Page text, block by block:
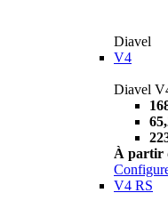
Diavel
V4
Diavel
À partir
V4 RS